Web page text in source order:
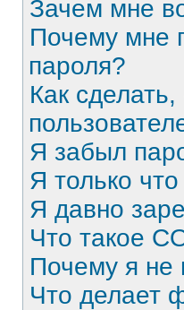
Зачем мне
Почему мне
пароля?
Как
Я забыл
Я только
Я давно
Что такое
Почему я не
Что делает